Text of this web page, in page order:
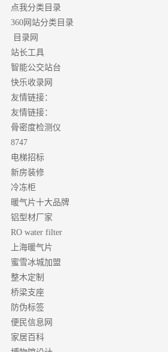
点我分类目录
360网站分类目录
目录网
站长工具
智能公交站台
快乐收录网
友情链接：
友情链接：
骨密度检测仪
8747
电梯招标
新房装修
冷冻柜
暖气片十大品牌
铝型材厂家
RO water filter
上海暖气片
蜜雪冰城加盟
整木定制
桥梁支座
防伪标签
便民信息网
家居百科